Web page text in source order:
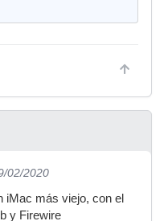
02/2020
iMac más viejo, con el
y Firewire